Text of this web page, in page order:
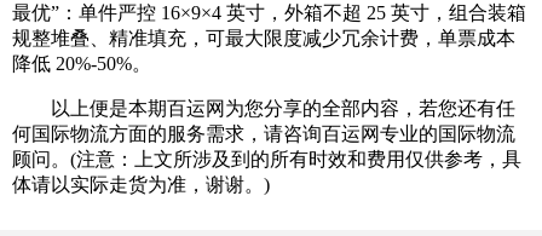
最优”：单件严控 16×9×4 英寸，外箱不超 25 英寸，组合装箱
规整堆叠、精准填充，可最大限度减少冗余计费，单票成本
降低 20%-50%。
以上便是本期百运网为您分享的全部内容，若您还有任
何国际物流方面的服务需求，请咨询百运网专业的国际物流
顾问。(注意：上文所涉及到的所有时效和费用仅供参考，具
体请以实际走货为准，谢谢。)